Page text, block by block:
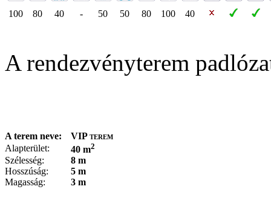
100 80 40 - 50 50 80 100 40
A rendezvényterem
A terem neve:
VIP terem
Alapterület:
40 m2
Szélesség:
8 m
Hosszúság:
5 m
Magasság:
3 m